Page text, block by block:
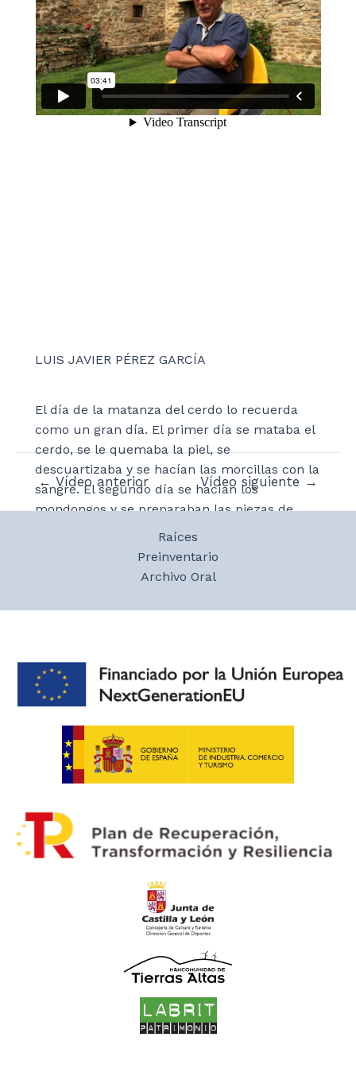
LUIS JAVIER PÉREZ GARCÍA
El día de la matanza del cerdo lo recuerda
como un gran día. El primer día se mataba el
cerdo, se le quemaba la piel, se
descuartizaba y se hacían las morcillas con la
sangre. El segundo día se hacían los
mondongos y se preparaban las piezas de
carne y los jamones. Había un matarife y las
mujeres de la casa se encargaban de los
mondongos. La familia se acercaba este día a
matanza. El presente se le repartía al
cerdos los alimentaban con patatas y sobras
de comida. Guardaban lechones de los partos
para criar cerdos.
Navegación
← Vídeo anterior Vídeo siguiente →
Raíces
Preinventario
Archivo Oral